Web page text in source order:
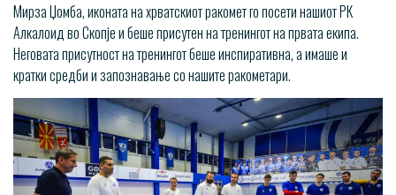
Мирза Џомба, иконата на хрватскиот ракомет го посети нашиот РК
Алкалоид во Скопје и беше присутен на тренингот на првата екипа.
Неговата присутност на тренингот беше инспиративна, а имаше и
кратки средби и запознавање со нашите ракометари.